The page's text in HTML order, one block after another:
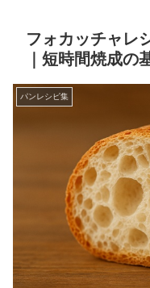
フォカッチャレ
｜短時間焼成の
パンレシピ集